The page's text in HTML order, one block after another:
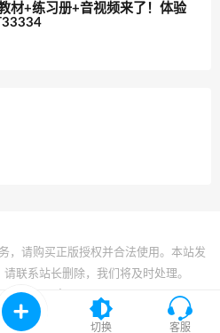
材+练习册+音视频来了！体验
，请购买正版授权并合法使用。本站发
联系站长删除，我们将及时处理。
京ICP备2022017834号-1
切换 客服